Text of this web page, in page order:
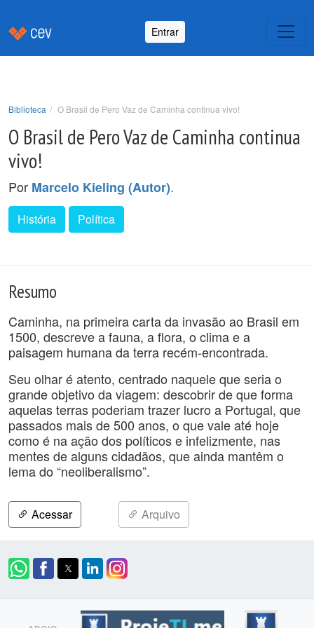
Entrar
Biblioteca O Brasil de Pero Vaz de Caminha continua vivo!
O Brasil de Pero Vaz de Caminha continua
vivo!
Por Marcelo Kieling (Autor).
História Política
Resumo
Caminha, na primeira carta da invasão ao Brasil em
1500, descreve a fauna, a flora, o clima e a
paisagem humana da terra recém-encontrada.
Seu olhar é atento, centrado naquele que seria o
grande objetivo da viagem: descobrir de que forma
aquelas terras poderiam trazer lucro a Portugal, que
passados mais de 500 anos, o que vale até hoje
como é na ação dos políticos e infelizmente, nas
mentes de alguns cidadãos, que ainda mantêm o
lema do “neoliberalismo”.
Acessar Arquivo